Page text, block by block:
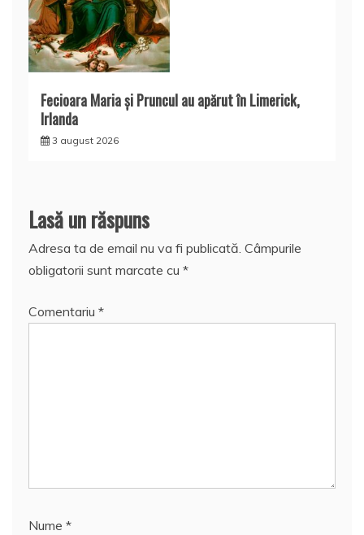
Fecioara Maria şi Pruncul au apărut în Limerick,
Irlanda
3 august 2026
Lasă un răspuns
Adresa ta de email nu va fi publicată. Câmpurile
obligatorii sunt marcate cu *
Comentariu *
Nume *